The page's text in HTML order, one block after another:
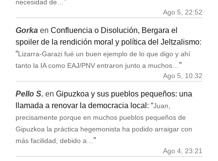
necesidad de…”
Ago 5, 22:52
Gorka en Confluencia o Disolución, Bergara el
spoiler de la rendición moral y política del Jeltzalismo:
“ Lizarra-Garazi fué un buen ejemplo de lo que digo y ahí
tanto la IA como EAJ/PNV entraron junto a muchos… ”
Ago 5, 10:32
Pello S. en Gipuzkoa y sus pueblos pequeños: una
llamada a renovar la democracia local : “Juan,
precisamente porque en muchos pueblos pequeños de
Gipuzkoa la práctica hegemonista ha podido arraigar con
más facilidad, debido a… ”
Ago 4, 23:21